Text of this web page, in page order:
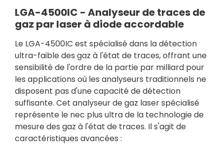
LGA-4500IC - Analyseur de traces de
gaz par laser à diode accordable
Le LGA-4500IC est spécialisé dans la détection
ultra-faible des gaz à l'état de traces, offrant une
sensibilité de l'ordre de la partie par milliard pour
les applications où les analyseurs traditionnels ne
disposent pas d'une capacité de détection
suffisante. Cet analyseur de gaz laser spécialisé
représente le nec plus ultra de la technologie de
mesure des gaz à l'état de traces. Il s'agit de
caractéristiques avancées :